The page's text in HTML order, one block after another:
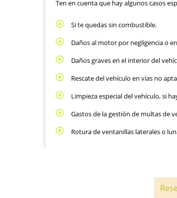
Ten en cuenta que hay algunos casos
Si te quedas sin combustible.
Daños al motor por negligencia o
Daños graves en el interior del
Rescate del vehículo en vías no
Limpieza especial del vehículo, si
Gastos de la gestión de multas de
Rotura de ventanillas laterales o